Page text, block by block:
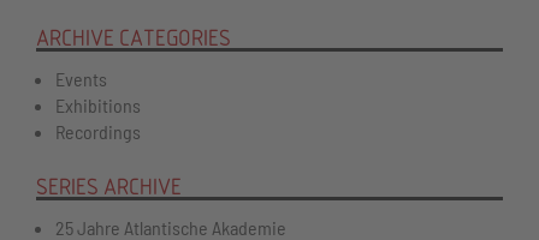
ARCHIVE CATEGORIES
Events
Exhibitions
Recordings
SERIES ARCHIVE
25 Jahre Atlantische Akademie